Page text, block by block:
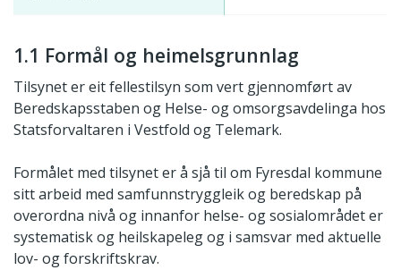
1.1 Formål og heimelsgrunnlag
Tilsynet er eit fellestilsyn som vert gjennomført av
Beredskapsstaben og Helse- og omsorgsavdelinga hos
Statsforvaltaren i Vestfold og Telemark.
Formålet med tilsynet er å sjå til om Fyresdal kommune
sitt arbeid med samfunnstryggleik og beredskap på
overordna nivå og innanfor helse- og sosialområdet er
systematisk og heilskapeleg og i samsvar med aktuelle
lov- og forskriftskrav.